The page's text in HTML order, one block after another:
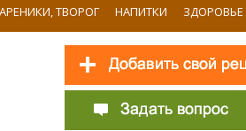
ТВОРОГ НАПИТКИ ЗДОРОВЬЕ